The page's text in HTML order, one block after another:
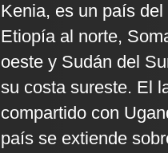
Kenia, es un país
Etiopía al norte,
oeste y Sudán del
su costa sureste. El
compartido con
país se extiende